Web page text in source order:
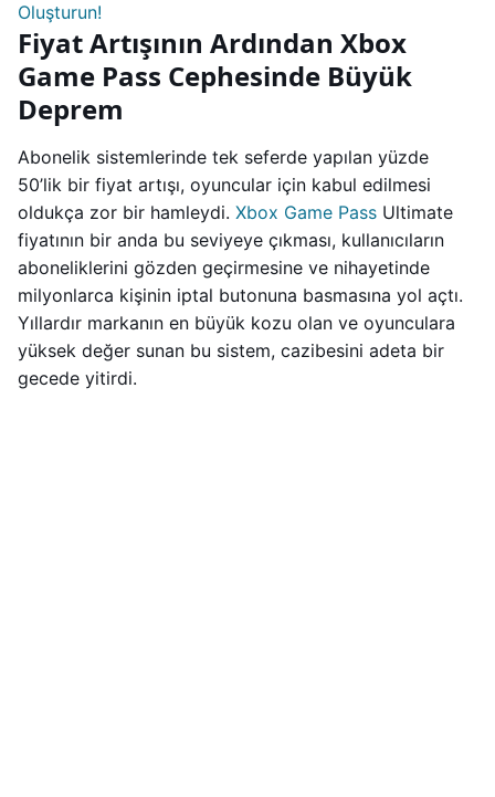
Oluşturun!
Fiyat Artışının Ardından Xbox
Game Pass Cephesinde Büyük
Deprem
Abonelik sistemlerinde tek seferde yapılan yüzde
50’lik bir fiyat artışı, oyuncular için kabul edilmesi
oldukça zor bir hamleydi. Xbox Game Pass Ultimate
fiyatının bir anda bu seviyeye çıkması, kullanıcıların
aboneliklerini gözden geçirmesine ve nihayetinde
milyonlarca kişinin iptal butonuna basmasına yol açtı.
Yıllardır markanın en büyük kozu olan ve oyunculara
yüksek değer sunan bu sistem, cazibesini adeta bir
gecede yitirdi.